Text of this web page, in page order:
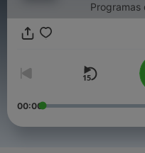
Programas
00:00